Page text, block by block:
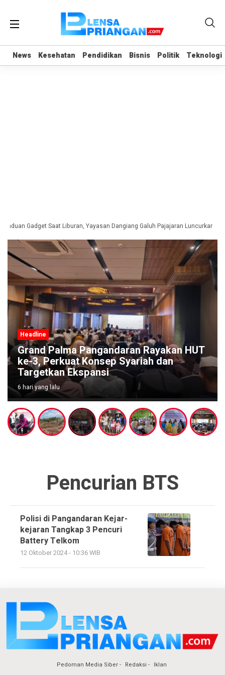
News Kesehatan Pendidikan Bisnis Politik Teknologi
News Kesehatan Pendidikan Bisnis Politik Teknologi
Gadget Saat Liburan, Yayasan Dangiang Galuh Pajajaran Luncurkan
Headline
Grand Palma Pangandaran Rayakan HUT
ke-3, Perkuat Konsep Syariah dan
Targetkan Ekspansi
6 hari yang lalu
Pencurian BTS
Polisi di Pangandaran Kejar-
kejaran Tangkap 3 Pencuri
Battery Telkom
12 Oktober 2024 - 10:36 WIB
Pedoman Media Siber Redaksi Iklan